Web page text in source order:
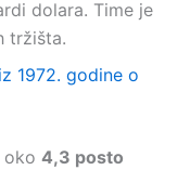
dolara. Time je
tržišta.
iz 1972. godine o
oko 4,3 posto